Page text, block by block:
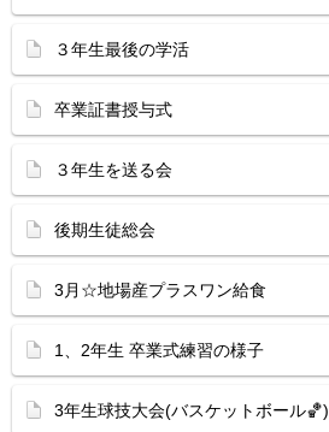
３年生最後の学活
卒業証書授与式
３年生を送る会
後期生徒総会
3月☆地場産プラスワン給食
1、2年生 卒業式練習の様子
3年生球技大会(バスケットボール🏀)